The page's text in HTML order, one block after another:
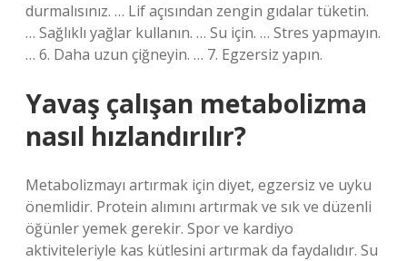
durmalısınız. … Lif açısından zengin gıdalar tüketin.
… Sağlıklı yağlar kullanın. … Su için. … Stres yapmayın.
… 6. Daha uzun çiğneyin. … 7. Egzersiz yapın.
Yavaş çalışan metabolizma
nasıl hızlandırılır?
Metabolizmayı artırmak için diyet, egzersiz ve uyku
önemlidir. Protein alımını artırmak ve sık ve düzenli
öğünler yemek gerekir. Spor ve kardiyo
aktiviteleriyle kas kütlesini artırmak da faydalıdır. Su